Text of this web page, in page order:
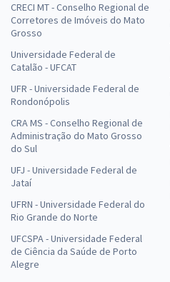
CRECI MT - Conselho Regional de
Corretores de Imóveis do Mato
Grosso
Universidade Federal de
Catalão - UFCAT
UFR - Universidade Federal de
Rondonópolis
CRA MS - Conselho Regional de
Administração do Mato Grosso
do Sul
UFJ - Universidade Federal de
Jataí
UFRN - Universidade Federal do
Rio Grande do Norte
UFCSPA - Universidade Federal
de Ciência da Saúde de Porto
Alegre